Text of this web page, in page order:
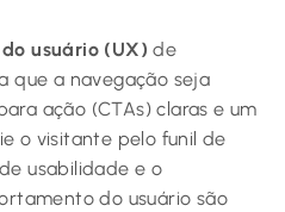
usuário (UX) de
que a navegação seja
ação (CTAs) claras e um
o visitante pelo funil de
usabilidade e o
do usuário são